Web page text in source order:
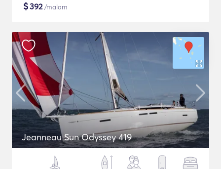
$392/malam
Jeanneau Sun Odyssey 419